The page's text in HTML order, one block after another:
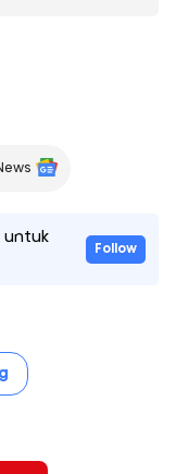
untuk
Follow